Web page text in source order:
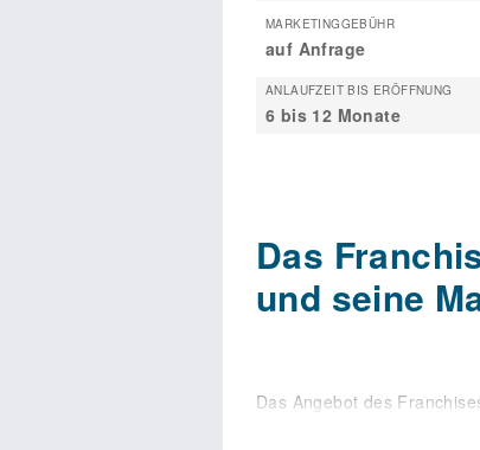
MARKETINGGEBÜHR
auf Anfrage
ANLAUFZEIT BIS ERÖFFNUNG
6 bis 12 Monate
Das
und seine
Das Angebot des
hervorragenden Angebot